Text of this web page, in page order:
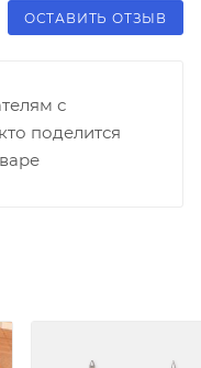
ОСТАВИТЬ ОТЗЫВ
с
поделится